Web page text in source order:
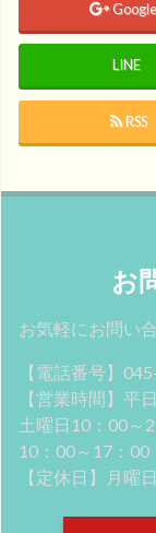
LINE
RSS
お
お気軽にお問い
【電話番号】
【営業時間】平
土曜日10：00～
10：00～17：00
【定休日】月曜日